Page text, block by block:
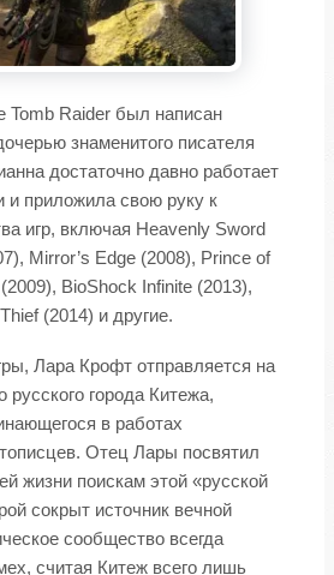
Tomb Raider был написан
знаменитого писателя
достаточно давно работает
и приложила свою руку к
игр, включая Heavenly Sword
Mirror’s Edge (2008), Prince of
BioShock Infinite (2013),
(2014) и другие.
Лара Крофт отправляется на
русского города Китежа,
в работах
Отец Лары посвятил
жизни поискам этой «русской
сокрыт источник вечной
сообщество всегда
считая Китеж всего лишь